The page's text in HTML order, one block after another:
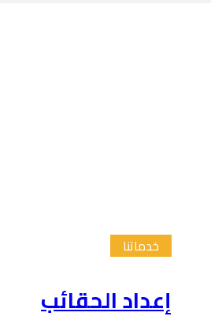
خدماتنا
إعداد الحقائب